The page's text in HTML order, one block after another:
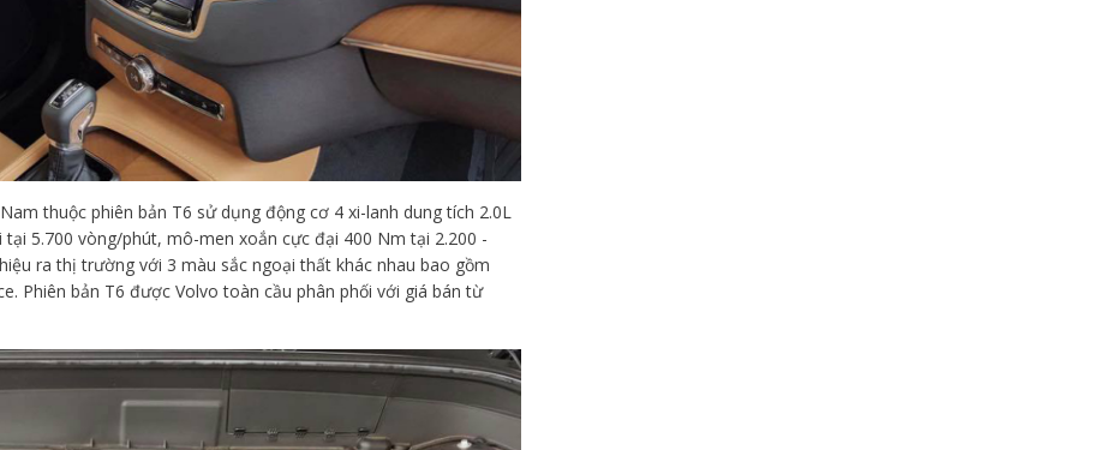
thuộc phiên bản T6 sử dụng động cơ 4 xi-lanh dung tích 2.0L
5.700 vòng/phút, mô-men xoắn cực đại 400 Nm tại 2.200 -
ra thị trường với 3 màu sắc ngoại thất khác nhau bao gồm
Phiên bản T6 được Volvo toàn cầu phân phối với giá bán từ